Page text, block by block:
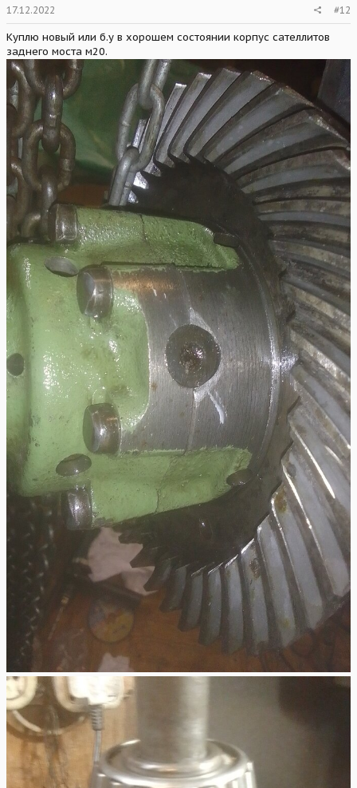
17.12.2022 #12
Куплю новый или б.у в хорошем состоянии корпус сателлитов
заднего моста м20.